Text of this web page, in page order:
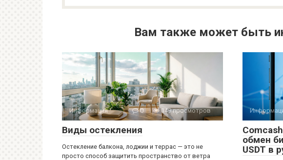
Вам также может быть
Информация 0 149 просмотров
Виды остекления
Остекление балкона, лоджии и террас — это не
просто способ защитить пространство от ветра
обмен
USDT в